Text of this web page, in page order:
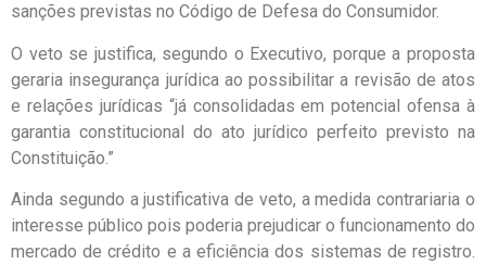
sanções previstas no Código de Defesa do Consumidor.
O veto se justifica, segundo o Executivo, porque a proposta
geraria insegurança jurídica ao possibilitar a revisão de atos
e relações jurídicas “já consolidadas em potencial ofensa à
garantia constitucional do ato jurídico perfeito previsto na
Constituição.”
Ainda segundo a justificativa de veto, a medida contrariaria o
interesse público pois poderia prejudicar o funcionamento do
mercado de crédito e a eficiência dos sistemas de registro.